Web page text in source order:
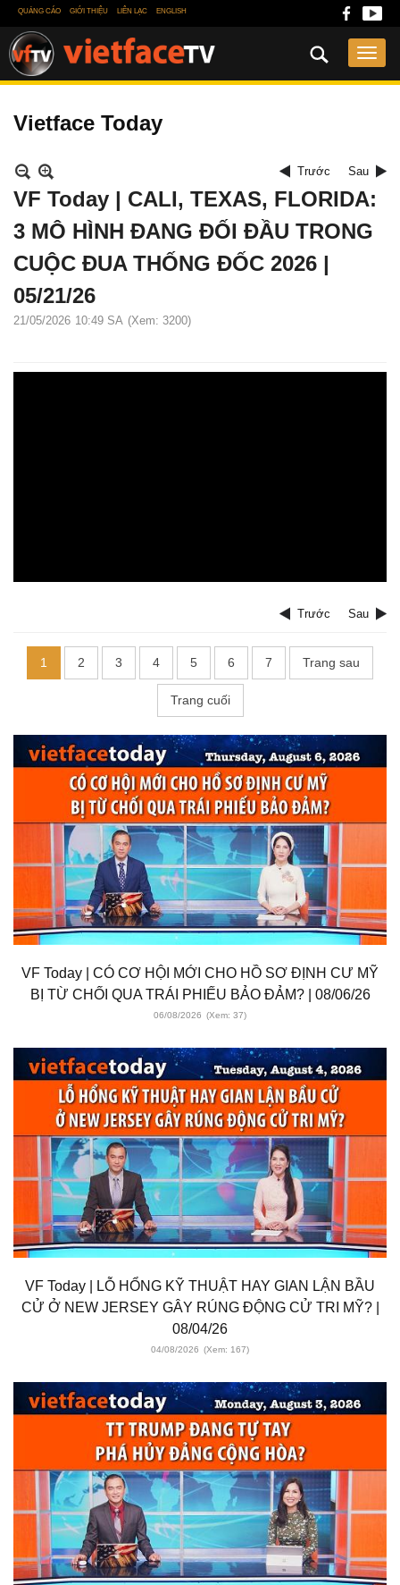
QUẢNG CÁO GIỚI THIỆU LIÊN LẠC ENGLISH
Vietface Today
Trước Sau
VF Today | CALI, TEXAS, FLORIDA:
3 MÔ HÌNH ĐANG ĐỐI ĐẦU TRONG
CUỘC ĐUA THỐNG ĐỐC 2026 |
05/21/26
21/05/2026 10:49 SA (Xem: 3200)
Trước Sau
1 2 3 4 5 6 7 Trang sau
Trang cuối
VF Today | CÓ CƠ HỘI MỚI CHO HỒ SƠ ĐỊNH CƯ MỸ
BỊ TỪ CHỐI QUA TRÁI PHIẾU BẢO ĐẢM? | 08/06/26
06/08/2026 (Xem: 37)
VF Today | LỖ HỔNG KỸ THUẬT HAY GIAN LẬN BẦU
CỬ Ở NEW JERSEY GÂY RÚNG ĐỘNG CỬ TRI MỸ? |
08/04/26
04/08/2026 (Xem: 167)